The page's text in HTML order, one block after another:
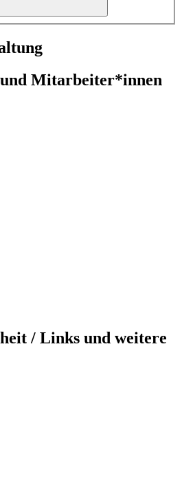
Mitarbeiter*innen
/ Links und weitere